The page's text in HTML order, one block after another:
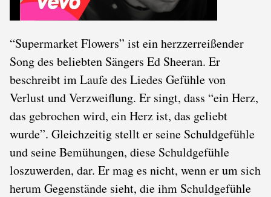
“Supermarket Flowers” ist ein herzzerreißender
Song des beliebten Sängers Ed Sheeran. Er
beschreibt im Laufe des Liedes Gefühle von
Verlust und Verzweiflung. Er singt, dass “ein Herz,
das gebrochen wird, ein Herz ist, das geliebt
wurde”. Gleichzeitig stellt er seine Schuldgefühle
und seine Bemühungen, diese Schuldgefühle
loszuwerden, dar. Er mag es nicht, wenn er um sich
herum Gegenstände sieht, die ihm Schuldgefühle